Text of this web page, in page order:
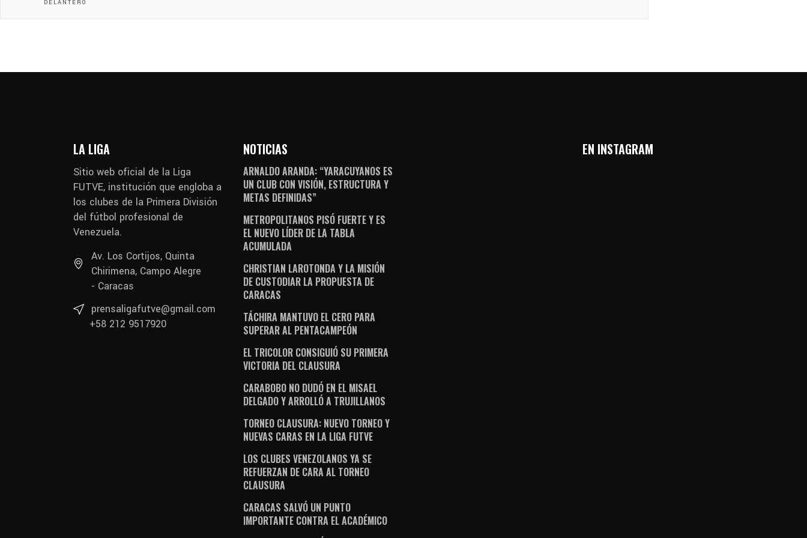
DELANTERO
LA LIGA
Sitio web oficial de la Liga
FUTVE, institución que engloba a
los clubes de la Primera División
del fútbol profesional de
Venezuela.
Av. Los Cortijos, Quinta
Chirimena, Campo Alegre
- Caracas
prensaligafutve@gmail.com
+58 212 9517920
NOTICIAS
ARNALDO ARANDA: “YARACUYANOS ES
UN CLUB CON VISIÓN, ESTRUCTURA Y
METAS DEFINIDAS”
METROPOLITANOS PISÓ FUERTE Y ES
EL NUEVO LÍDER DE LA TABLA
ACUMULADA
CHRISTIAN LAROTONDA Y LA MISIÓN
DE CUSTODIAR LA PROPUESTA DE
CARACAS
TÁCHIRA MANTUVO EL CERO PARA
SUPERAR AL PENTACAMPEÓN
EL TRICOLOR CONSIGUIÓ SU PRIMERA
VICTORIA DEL CLAUSURA
CARABOBO NO DUDÓ EN EL MISAEL
DELGADO Y ARROLLÓ A TRUJILLANOS
TORNEO CLAUSURA: NUEVO TORNEO Y
NUEVAS CARAS EN LA LIGA FUTVE
LOS CLUBES VENEZOLANOS YA SE
REFUERZAN DE CARA AL TORNEO
CLAUSURA
CARACAS SALVÓ UN PUNTO
IMPORTANTE CONTRA EL ACADÉMICO
EN INSTAGRAM